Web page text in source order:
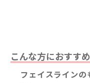
こんな方におすすめ
フェイスライン